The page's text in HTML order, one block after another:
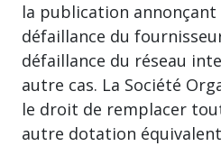
la publication annonçant
défaillance du
défaillance du réseau
autre cas. La Société
le droit de remplacer
autre dotation